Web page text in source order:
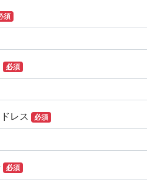
須
必須
レス 必須
必須